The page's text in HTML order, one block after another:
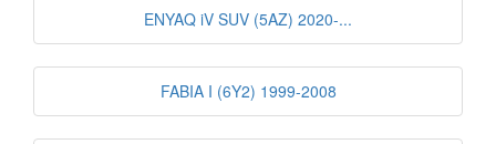
ENYAQ iV SUV (5AZ) 2020-...
FABIA I (6Y2) 1999-2008